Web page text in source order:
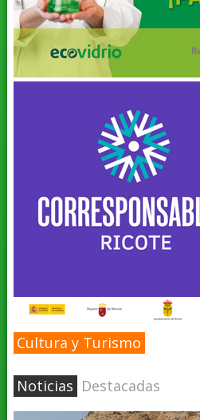
Cultura y Turismo
Noticias Destacadas